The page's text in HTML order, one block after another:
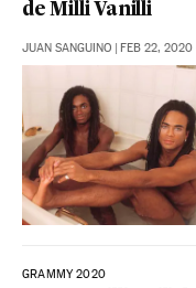
de Milli Vanilli
JUAN SANGUINO FEB 22,
GRAMMY 2020